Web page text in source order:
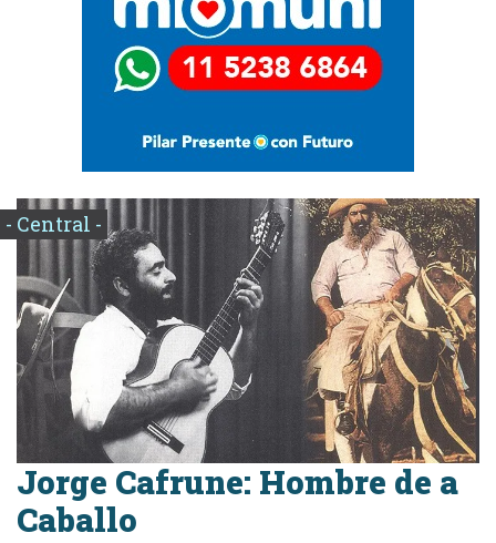
- Central -
Jorge Cafrune: Hombre de a
Caballo